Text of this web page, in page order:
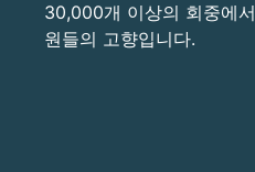
30,000개 이상의 회중에
원들의 고향입니다.